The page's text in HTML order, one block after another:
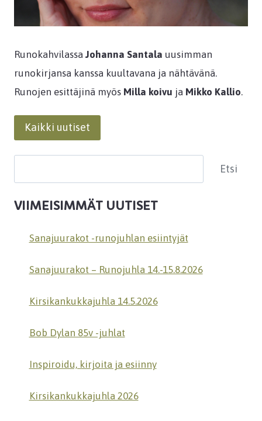
Runokahvilassa Johanna Santala uusimman
runokirjansa kanssa kuultavana ja nähtävänä.
Runojen esittäjinä myös Milla koivu ja Mikko Kallio.
Kaikki uutiset
Etsi
VIIMEISIMMÄT UUTISET
Sanajuurakot -runojuhlan esiintyjät
Sanajuurakot – Runojuhla 14.-15.8.2026
Kirsikankukkajuhla 14.5.2026
Bob Dylan 85v -juhlat
Inspiroidu, kirjoita ja esiinny
Kirsikankukkajuhla 2026